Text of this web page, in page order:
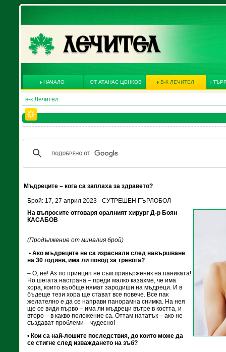
НАЧАЛО ОТ АТАНАС ЦОНКОВ В-К ЛЕЧИТЕЛ
в-к Лечител
Мъдреците – кога са заплаха за здравето?
Брой: 17, 27 април 2023 - СУТРЕШЕН ГЪРЛОБОЛ
На въпросите отговаря оралният хирург Д-р Боян
КАСАБОВ
(Продължение от миналия брой)
• Ако мъдреците не са израснали след навършване
на 30 години, има ли повод за тревога?
– О, не! Аз по принцип не съм привърженик на паниката!
Но шегата настрана – преди малко казахме, че има
хора, които въобще нямат зародиши на мъдреци. И в
бъдеще тези хора ще стават все повече. Все пак
желателно е да се направи панорамна снимка. На нея
ще се види първо – има ли мъдреци вътре в костта, и
второ – в какво положение са. Оттам нататък – ако не
създават проблеми – чудесно!
• Кои са най-лошите последствия, до които може да
се стигне след изваждането на зъб?